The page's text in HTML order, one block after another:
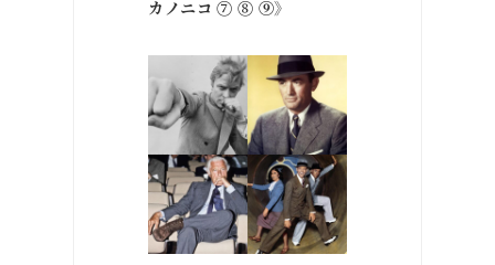
カノニコ ⑦ ⑧ ⑨》